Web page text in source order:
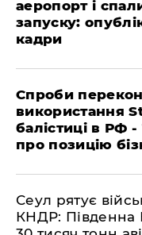
аеропорт і
запуску:
кадри
​Спроби
використання
балістиці в РФ
про позицію
​Сеул рятує
КНДР: Південна